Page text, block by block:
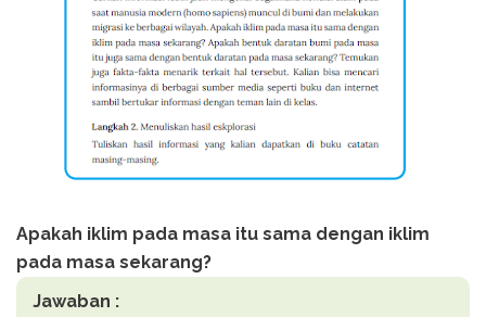
Apakah iklim pada masa itu sama dengan iklim
pada masa sekarang?
Jawaban :